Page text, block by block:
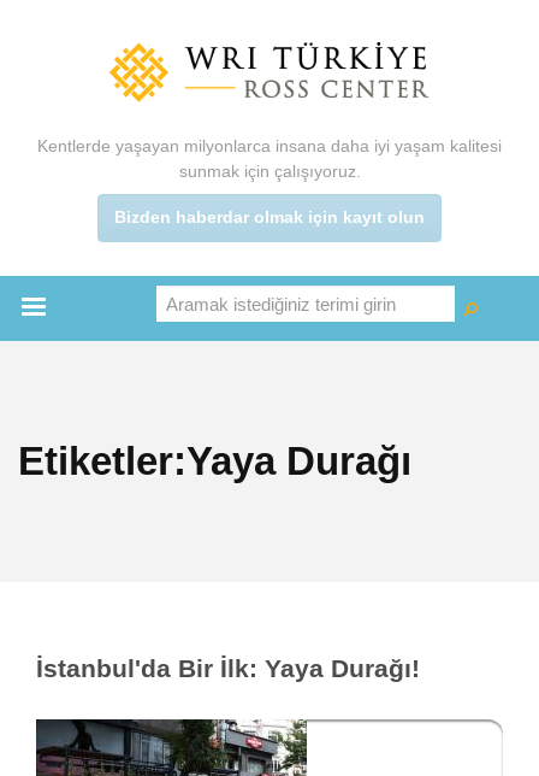
Kentlerde yaşayan milyonlarca insana daha iyi yaşam kalitesi
sunmak için çalışıyoruz.
Bizden haberdar olmak için kayıt olun
Ara
Ara
Etiketler:Yaya Durağı
İstanbul'da Bir İlk: Yaya Durağı!